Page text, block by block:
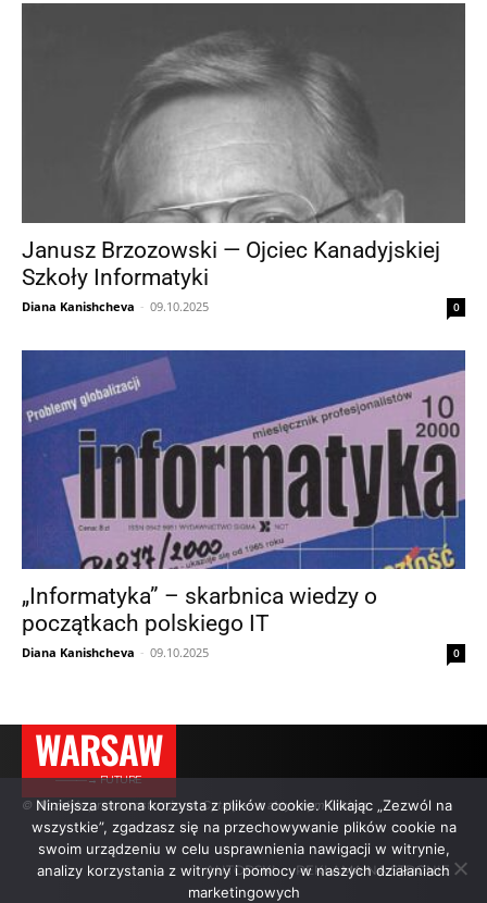
Janusz Brzozowski — Ojciec Kanadyjskiej
Szkoły Informatyki
Diana Kanishcheva - 09.10.2025 0
„Informatyka” – skarbnica wiedzy o
początkach polskiego IT
Diana Kanishcheva - 09.10.2025 0
WARSAW
———→ FUTURE
© Wszelkie prawa zastrzeżone. Cytaty — z aktywnym linkiem.
AUTORSKI REKLAMA NA STRONIE
Niniejsza strona korzysta z plików cookie. Klikając „Zezwól na
wszystkie”, zgadzasz się na przechowywanie plików cookie na
swoim urządzeniu w celu usprawnienia nawigacji w witrynie,
analizy korzystania z witryny i pomocy w naszych działaniach
marketingowych